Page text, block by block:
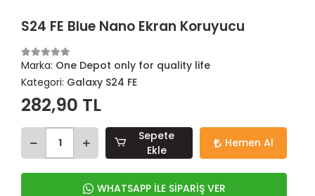
S24 FE Blue Nano Ekran Koruyucu
Marka: One Depot only for quality life
Kategori: Galaxy S24 FE
282,90 TL
Sepete
Ekle
Hemen Al
WHATSAPP İLE SİPARİŞ VER